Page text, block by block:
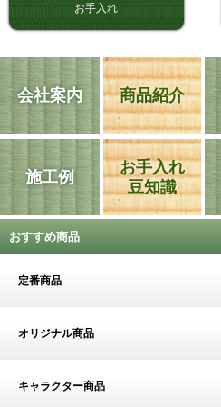
お手入れ
会社案内 商品紹介
施工例
お手入れ
豆知識
おすすめ商品
定番商品
オリジナル商品
キャラクター商品